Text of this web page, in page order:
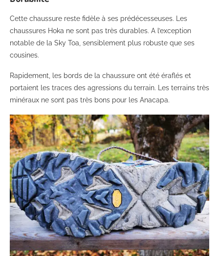
Cette chaussure reste fidèle à ses prédécesseuses. Les
chaussures Hoka ne sont pas très durables. A l’exception
notable de la Sky Toa, sensiblement plus robuste que ses
cousines.
Rapidement, les bords de la chaussure ont été éraflés et
portaient les traces des agressions du terrain. Les terrains très
minéraux ne sont pas très bons pour les Anacapa.